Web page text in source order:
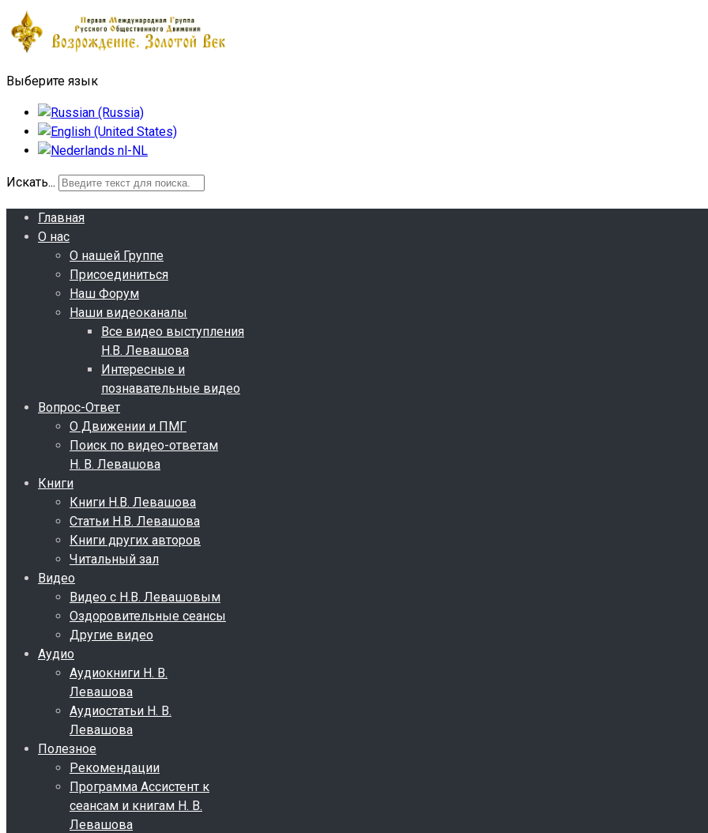
Выберите язык
Искать...
Главная
О нас
О нашей Группе
Присоединиться
Наш Форум
Наши видеоканалы
Все видео выступления
Н.В. Левашова
Интересные и
познавательные видео
Вопрос-Ответ
О Движении и ПМГ
Поиск по видео-ответам
Н. В. Левашова
Книги
Книги Н.В. Левашова
Статьи Н.В. Левашова
Книги других авторов
Читальный зал
Видео
Видео с Н.В. Левашовым
Оздоровительные сеансы
Другие видео
Аудио
Аудиокниги Н. В.
Левашова
Аудиостатьи Н. В.
Левашова
Полезное
Рекомендации
Программа Ассистент к
сеансам и книгам Н. В.
Левашова